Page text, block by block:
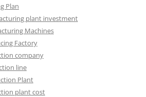
Plan
plant investment
Machines
Factory
company
line
Plant
plant cost